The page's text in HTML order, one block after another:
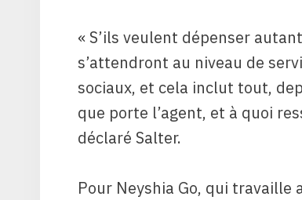
« S’ils veulent dépenser
s’attendront au niveau de
sociaux, et cela inclut tout,
que porte l’agent, et à quoi
déclaré Salter.
Pour Neyshia Go, qui travaille